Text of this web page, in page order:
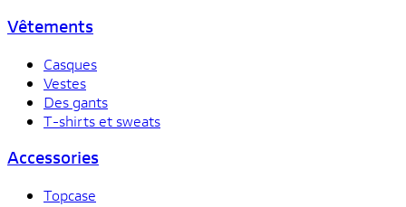
Vêtements
Casques
Vestes
Des gants
T-shirts et sweats
Accessories
Topcase